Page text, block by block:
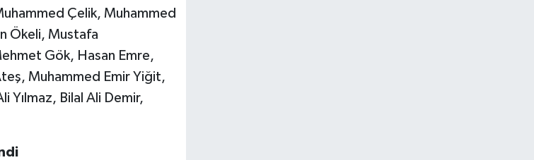
Çelik, Muhammed
Ökeli, Mustafa
Gök, Hasan Emre,
Muhammed Emir Yiğit,
Yılmaz, Bilal Ali Demir,